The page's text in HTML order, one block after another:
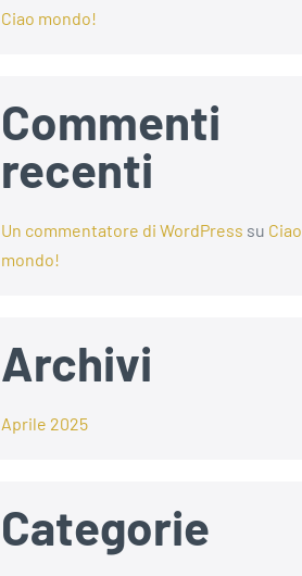
Ciao mondo!
Commenti
recenti
Un commentatore di WordPress su Ciao
mondo!
Archivi
Aprile 2025
Categorie